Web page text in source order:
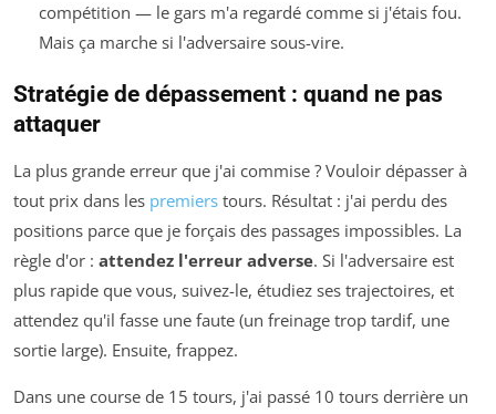
compétition — le gars m'a regardé comme si j'étais fou.
Mais ça marche si l'adversaire sous-vire.
Stratégie de dépassement : quand ne pas
attaquer
La plus grande erreur que j'ai commise ? Vouloir dépasser à
tout prix dans les premiers tours. Résultat : j'ai perdu des
positions parce que je forçais des passages impossibles. La
règle d'or : attendez l'erreur adverse. Si l'adversaire est
plus rapide que vous, suivez-le, étudiez ses trajectoires, et
attendez qu'il fasse une faute (un freinage trop tardif, une
sortie large). Ensuite, frappez.
Dans une course de 15 tours, j'ai passé 10 tours derrière un